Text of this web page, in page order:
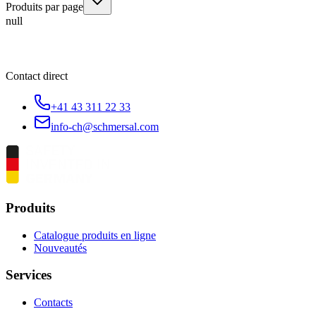
Produits par page
null
Contact direct
+41 43 311 22 33
info-ch@schmersal.com
Produits
Catalogue produits en ligne
Nouveautés
Services
Contacts